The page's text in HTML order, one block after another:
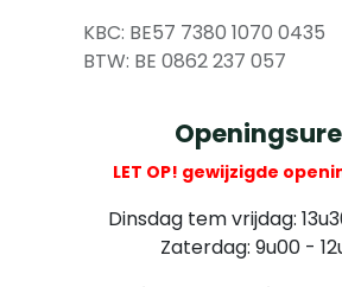
KBC: BE57 7380 1070 0435
​ BTW: BE 0862 237 057
LET OP! gewijzigde
Dinsdag tem vrijdag:
Zaterdag: 9u00 -